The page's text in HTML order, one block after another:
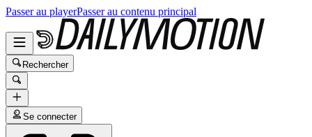
Passer au playerPasser au contenu principal
Rechercher
Se connecter